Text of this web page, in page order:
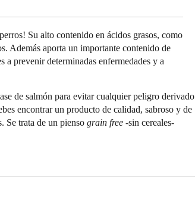
Su alto contenido en ácidos grasos, como
Además aporta un importante contenido de
a prevenir determinadas enfermedades y a
de salmón para evitar cualquier peligro derivado
encontrar un producto de calidad, sabroso y de
Se trata de un piensograin free -sin cereales-